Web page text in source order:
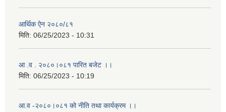
आर्थिक ऐन २०८०/८१
मिति: 06/25/2023 - 10:31
आ .व . २०८०।०८१ पारित बजेट ।।
मिति: 06/25/2023 - 10:19
आ.व -२०८०।०८१ को नीति तथा कार्यक्रम ।।